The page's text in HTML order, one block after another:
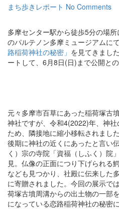
まち歩きレポート No Comments
多摩センター駅から徒歩5分の場
のパルテノン多摩ミュージアムに
路稲荷神社の秘密」 を見てきまし
ートして、6月8日(日)まで公開との
元々多摩市百草にあった稲荷塚古
神社ですが、令和4(2022)年、神
ため、隣接地に縮小移転されまし
後期に神社の近くにあったと言い
く）宗の寺院「資福（しふく）院
見。仏像の正面につり下げられる
なども見つかり、社殿に伝来した
に寄贈されました。今回の展示で
荷塚古墳周溝からの出土物の一部
になっている恋路稲荷神社の秘密